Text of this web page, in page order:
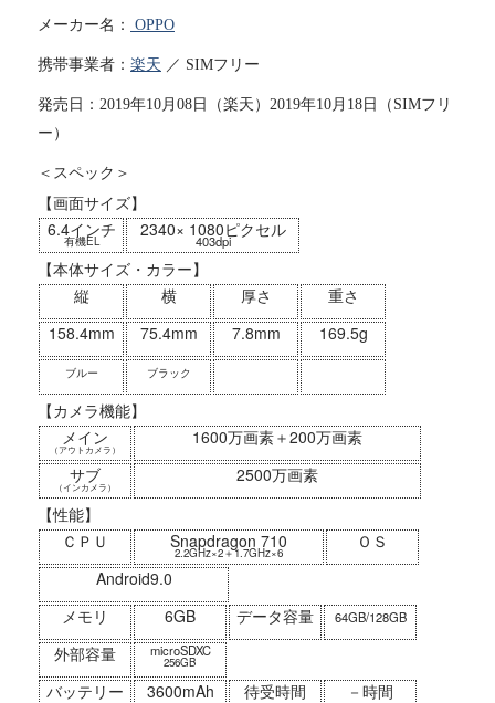
メーカー名： OPPO
携帯事業者： 楽天 ／ SIMフリー
発売日：2019年10月08日（楽天）2019年10月18日（SIMフリ
ー）
＜スペック＞
【画面サイズ】
6.4インチ
有機EL
2340× 1080ピクセル
403dpi
【本体サイズ・カラー】
縦
横 厚さ
重さ
158.4mm
75.4mm 7.8mm 169.5g
ブルー ブラック
【カメラ機能】
メイン
（アウトカメラ）
1600万画素＋200万画素
サブ
（インカメラ）
2500万画素
【性能】
ＣＰＵ
Snapdragon 710
2.2GHz×2＋1.7GHz×6
ＯＳ
Android9.0
メモリ
6GB データ容量 64GB/128GB
外部容量 microSDXC
256GB
バッテリー 3600mAh 待受時間
－時間